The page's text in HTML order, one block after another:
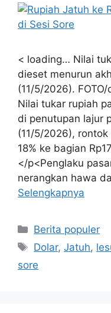
< loading… Nilai
dieset menurun
(11/5/2026).
Nilai tukar rupiah
di penutupan lajur
(11/5/2026),
18% ke bagian
</p<Penglaku
nerangkan hawa
Selengkapnya
Kategori
Berita populer
Tag
Dolar,Jatuh,
sore